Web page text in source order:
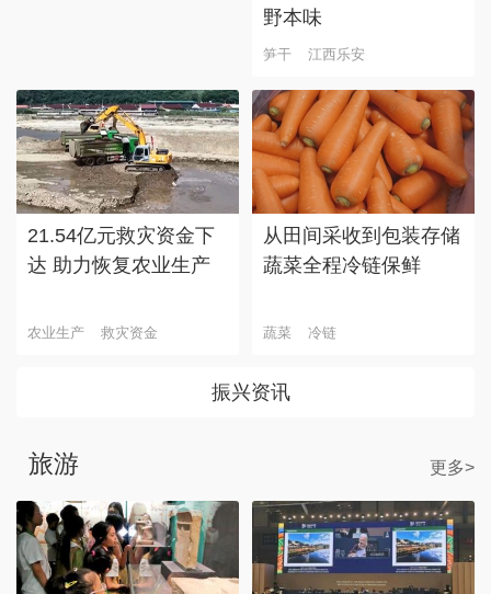
野本味
笋干 江西乐安
21.54亿元救灾资金下
达 助力恢复农业生产
农业生产 救灾资金
从田间采收到包装存储
蔬菜全程冷链保鲜
蔬菜 冷链
振兴资讯
旅游 更多>